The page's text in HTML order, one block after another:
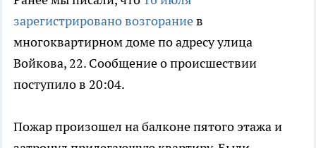
зарегистрировано возгораниев
многоквартирном доме по адресу улица
Войкова, 22. Сообщение о происшествии
поступило в 20:04.
Пожар произошел на балконе пятого этажа и